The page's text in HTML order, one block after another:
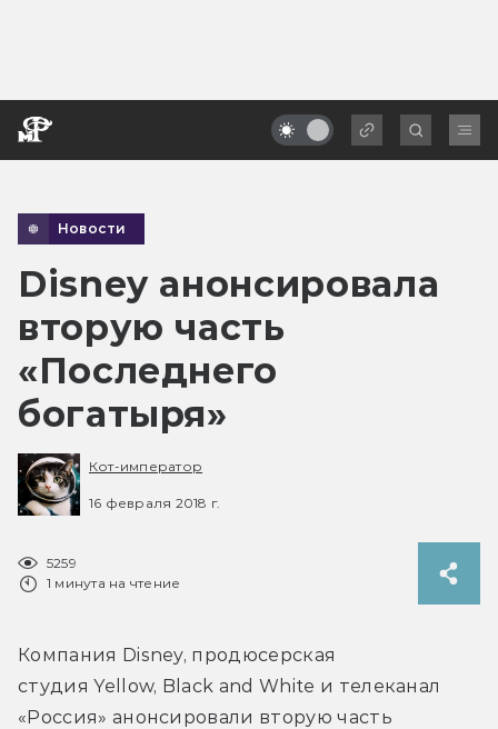
Новости
Disney анонсировала
вторую часть
«Последнего
богатыря»
Кот-император
16 февраля 2018 г.
5259
1 минута на чтение
Компания Disney, продюсерская
студия Yellow, Black and White и телеканал
«Россия» анонсировали вторую часть